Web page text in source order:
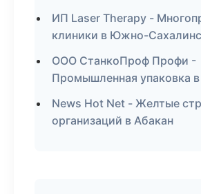
ИП Laser Therapy -
клиники в Южно-
ООО СтанкоПроф Профи -
Промышленная упаковка
News Hot Net - Желтые
организаций в Абакан